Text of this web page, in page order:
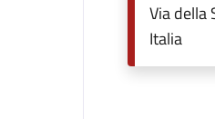
Via della
Italia